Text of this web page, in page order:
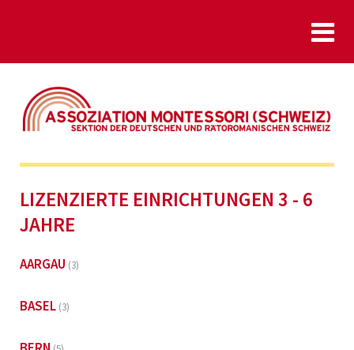
LIZENZIERTE EINRICHTUNGEN 3 - 6
JAHRE
AARGAU (3)
BASEL (3)